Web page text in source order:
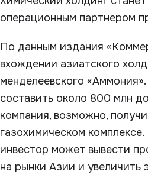
операционным партнером
По данным издания
вхождении азиатского
менделеевского
составить около 800 млн
компания, возможно,
газохимическом
инвестор может вывести
на рынки Азии и увеличить